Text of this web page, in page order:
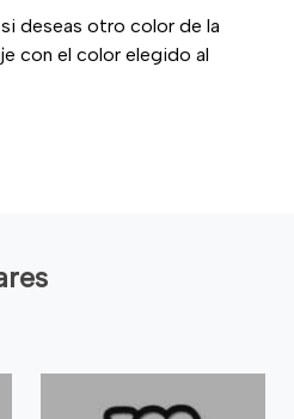
deseas otro color de la
con el color elegido al